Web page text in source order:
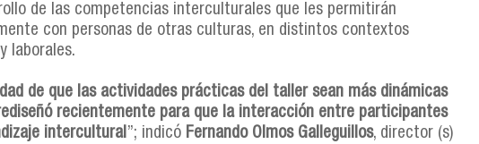
de las competencias interculturales que les permitirán
con personas de otras culturas, en distintos contextos
laborales.
de que las actividades prácticas del taller sean más dinámicas
recientemente para que la interacción entre participantes
intercultural”; indicó Fernando Olmos Galleguillos, director (s)